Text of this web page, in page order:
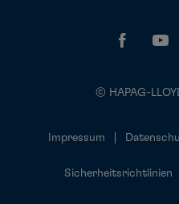
© HAPAG-
Impressum
Sicherheitsrichtlinien